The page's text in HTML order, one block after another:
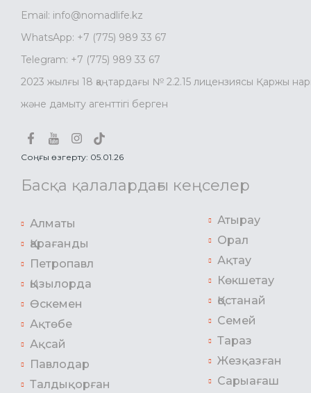
Email: info@nomadlife.kz
WhatsApp: +7 (775) 989 33 67
Telegram: +7 (775) 989 33 67
2023 жылғы 18 қаңтардағы № 2.2.15 лицензиясы Қаржы
және дамыту агенттігі берген
Соңғы өзгерту: 05.01.26
Басқа қалалардағы кеңселер
Алматы
Қарағанды
Петропавл
Қызылорда
Өскемен
Ақтөбе
Ақсай
Павлодар
Талдықорған
Атырау
Орал
Ақтау
Көкшетау
Қостанай
Семей
Тараз
Жезқазған
Сарыағаш